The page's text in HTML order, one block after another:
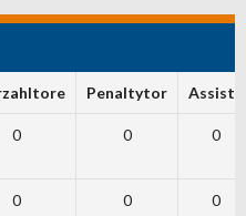
Penaltytor Assists
0 0 0
0 0 0